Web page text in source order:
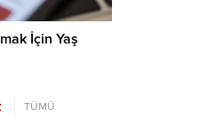
İçin Yaş
TÜMÜ